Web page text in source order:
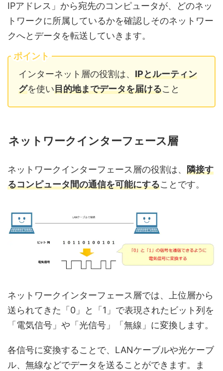
IPアドレス」から宛先のコンピュータが、どのネッ
トワークに所属しているかを確認しそのネットワー
クへとデータを転送していきます。
ポイント
インターネット層の役割は、 IPとルーティン
グを使い目的地までデータを届けること
ネットワークインターフェース層
ネットワークインターフェース層の役割は、 隣接す
るコンピュータ間の通信を可能にすることです。
ネットワークインターフェース層では、上位層から
送られてきた「0」と「1」で表現されたビット列を
「電気信号」や「光信号」「無線」に変換します。
各信号に変換することで、LANケーブルや光ケーブ
ル、無線などでデータを送ることができます。ま